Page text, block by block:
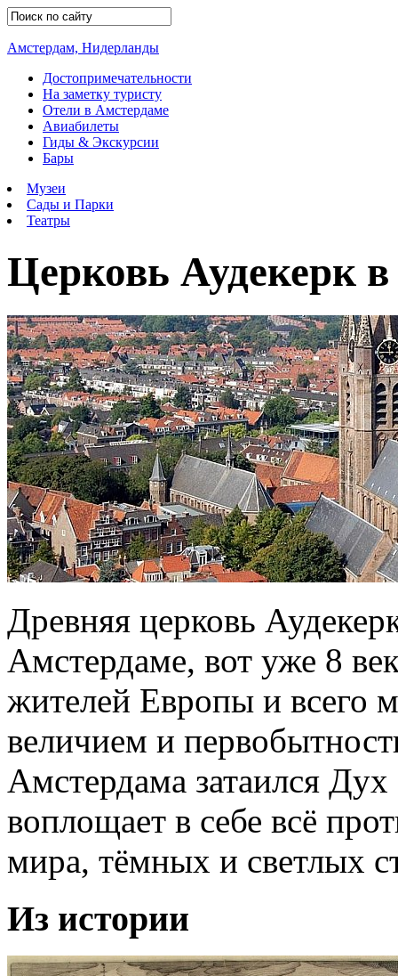
Амстердам, Нидерланды
Достопримечательности
На заметку туристу
Отели в Амстердаме
Авиабилеты
Гиды & Экскурсии
Бары
Музеи
Сады и Парки
Театры
Церковь Аудекерк
Древняя церковь
Амстердаме, вот уже 8
жителей Европы и всего
величием и
Амстердама затаился
воплощает в себе всё
мира, тёмных и светлых
Из истории